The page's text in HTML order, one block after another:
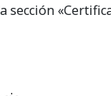
sección